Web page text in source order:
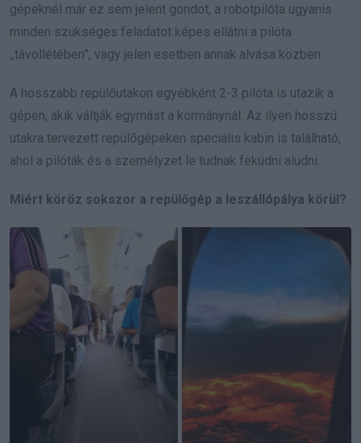
gépeknél már ez sem jelent gondot, a robotpilóta ugyanis
minden szükséges feladatot képes ellátni a pilóta
,,távollétében”, vagy jelen esetben annak alvása közben.
A hosszabb repülőutakon egyébként 2-3 pilóta is utazik a
gépen, akik váltják egymást a kormánynál. Az ilyen hosszú
utakra tervezett repülőgépeken speciális kabin is található,
ahol a pilóták és a személyzet le tudnak feküdni aludni.
Miért köröz sokszor a repülőgép a leszállópálya körül?